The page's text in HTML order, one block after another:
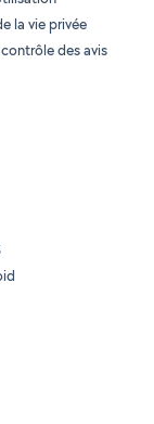
la vie privée
des avis